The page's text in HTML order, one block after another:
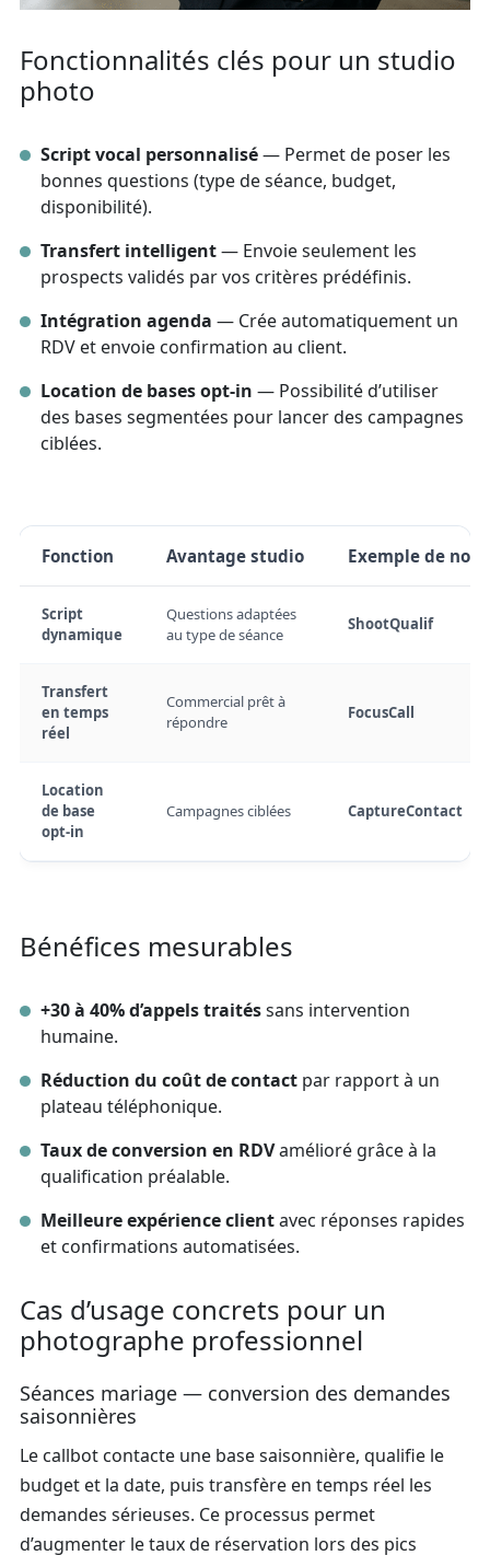
Fonctionnalités clés pour un studio
photo
Script vocal personnalisé— Permet de poser les
bonnes questions (type de séance, budget,
disponibilité).
Transfert intelligent— Envoie seulement les
prospects validés par vos critères prédéfinis.
Intégration agenda — Crée automatiquement un
RDV et envoie confirmation au client.
Location de bases opt‑in — Possibilité d’utiliser
des bases segmentées pour lancer des campagnes
ciblées.
Fonction Avantage studio Exemple de
Script
dynamique
Questions adaptées
au type de séance
ShootQualif
Transfert
en temps
réel
Commercial prêt à
répondre
FocusCall
Location
de base
opt‑in
Campagnes ciblées CaptureContact
Bénéfices mesurables
+30 à 40% d’appels traitéssans intervention
humaine.
Réduction du coût de contact par rapport à un
plateau téléphonique.
Taux de conversion en RDVamélioré grâce à la
qualification préalable.
Meilleure expérience clientavec réponses rapides
et confirmations automatisées.
Cas d’usage concrets pour un
photographe professionnel
Séances mariage — conversion des demandes
saisonnières
Le callbot contacte une base saisonnière, qualifie le
budget et la date, puis transfère en temps réel les
demandes sérieuses. Ce processus permet
d’augmenter le taux de réservation lors des pics